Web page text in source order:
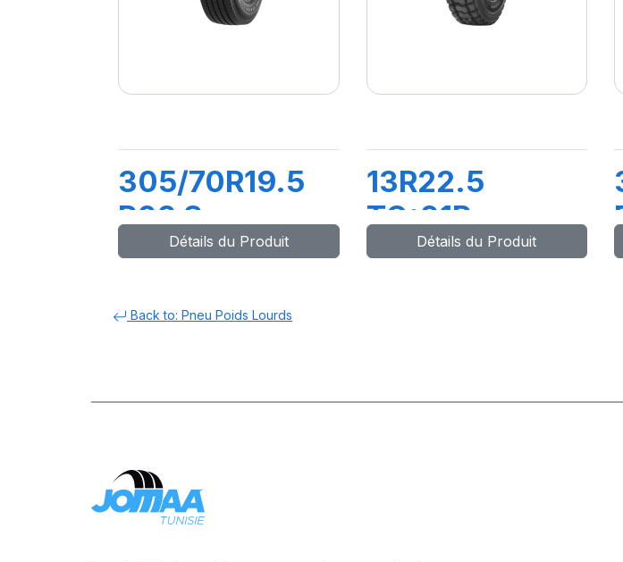
305/70R19.5
R02 S
148/145M
Détails du Produit
13R22.5
TQ:01R
158/156G
Détails du Produit
Back to: Pneu Poids Lourds